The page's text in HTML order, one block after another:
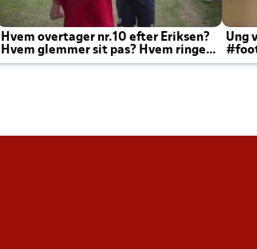
Hvem overtager nr.10 efter Eriksen?
Hvem glemmer sit pas? Hvem ringer
Joachim altid til efter kampe?
Ung